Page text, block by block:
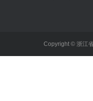
Copyright © 浙江